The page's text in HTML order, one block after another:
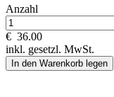
Anzahl
€ 36.00
inkl. gesetzl. MwSt.
In den Warenkorb legen